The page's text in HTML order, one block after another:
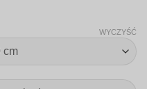
zł
WYCZYŚĆ